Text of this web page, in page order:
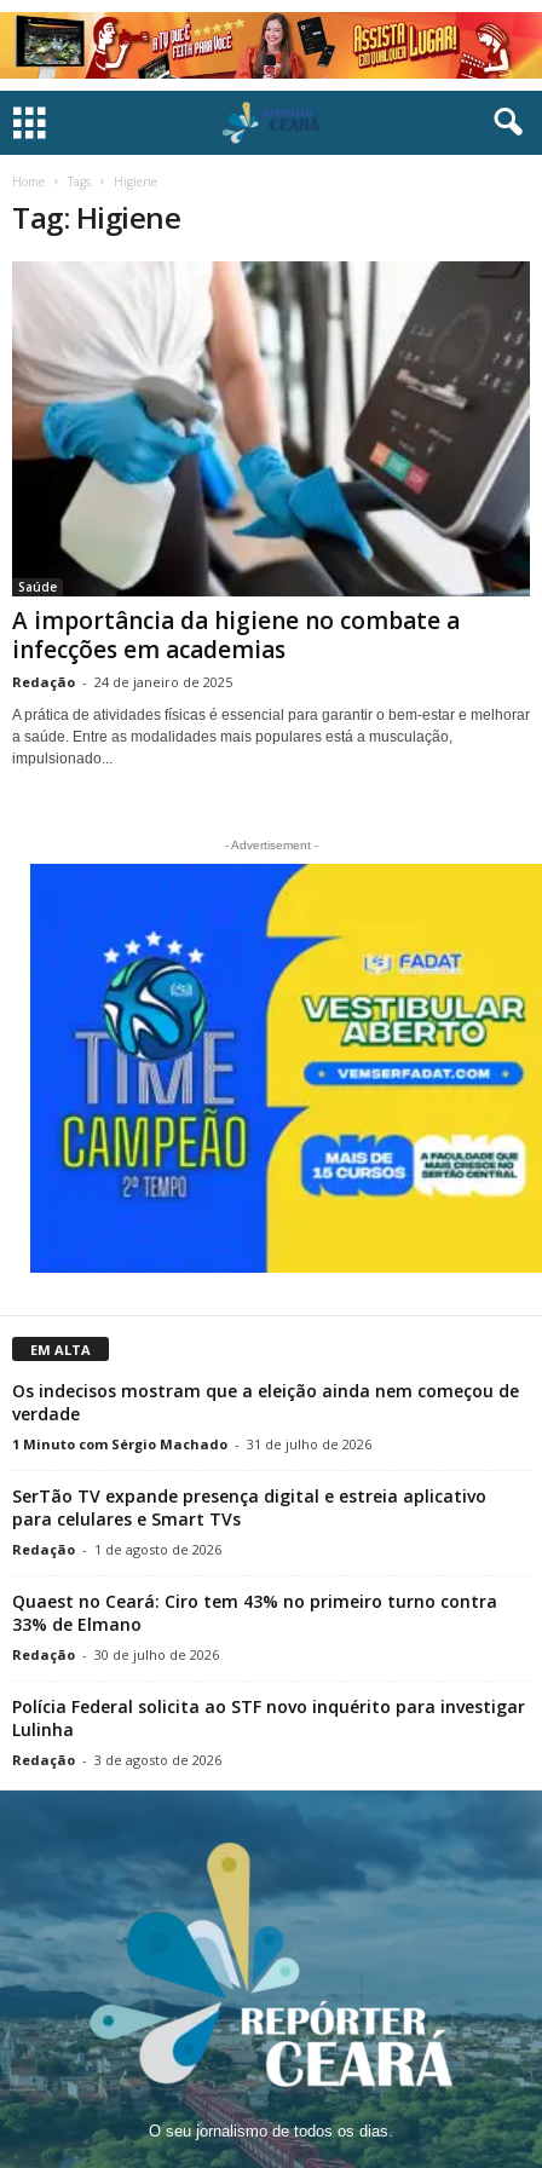
Home Tags Higiene
Tag: Higiene
Saúde
A importância da higiene no combate a
infecções em academias
Redação - 24 de janeiro de 2025
A prática de atividades físicas é essencial para garantir o bem-estar e melhorar
a saúde. Entre as modalidades mais populares está a musculação,
impulsionado...
- Advertisement -
EM ALTA
Os indecisos mostram que a eleição ainda nem começou de
verdade
1 Minuto com Sérgio Machado - 31 de julho de 2026
SerTão TV expande presença digital e estreia aplicativo
para celulares e Smart TVs
Redação - 1 de agosto de 2026
Quaest no Ceará: Ciro tem 43% no primeiro turno contra
33% de Elmano
Redação - 30 de julho de 2026
Polícia Federal solicita ao STF novo inquérito para investigar
Lulinha
Redação - 3 de agosto de 2026
O seu jornalismo de todos os dias.